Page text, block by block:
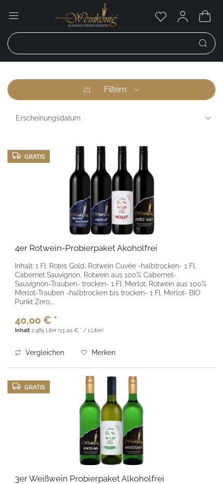
Filtern
GRATIS
4er Rotwein-Probierpaket Akoholfrei
Inhalt: 1 Fl. Rotes Gold, Rotwein Cuvée -halbtrocken- 1 Fl.
Cabernet Sauvignon, Rotwein aus 100% Cabernet-
Sauvignon-Trauben- trocken- 1 Fl. Merlot, Rotwein aus 100%
Merlot-Trauben -halbtrocken bis trocken- 1 Fl. Merlot- BIO
Punkt Zero,...
40,00 € *
Inhalt 2.985 Liter (13,40 € * / 1 Liter)
Vergleichen Merken
GRATIS
3er Weißwein Probierpaket Alkoholfrei